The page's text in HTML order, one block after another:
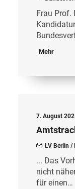
Frau Prof.
Mehr
7. August
LV Berlin /
... Das
nicht
für einen…